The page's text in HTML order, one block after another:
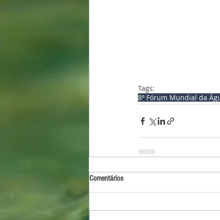
Tags:
8º Fórum Mundial da
Comentários